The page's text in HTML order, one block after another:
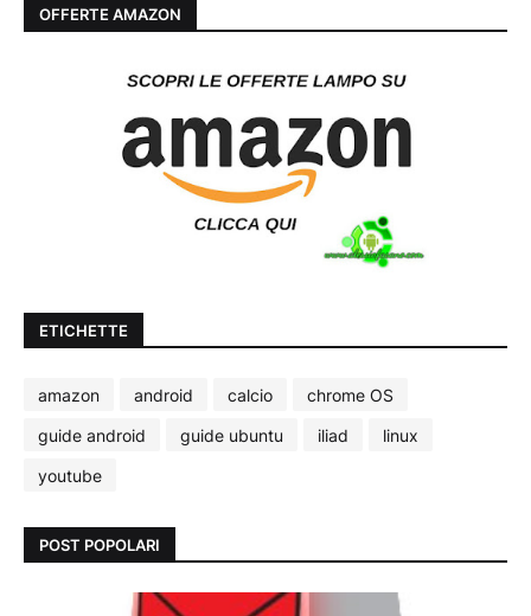
OFFERTE AMAZON
ETICHETTE
amazon android calcio
chrome OS
guide android
guide ubuntu iliad
linux
youtube
POST POPOLARI